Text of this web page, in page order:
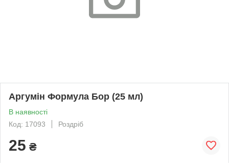
Аргумін Формула Бор (25 мл)
В наявності
Код: 17093
Роздріб
25 ₴